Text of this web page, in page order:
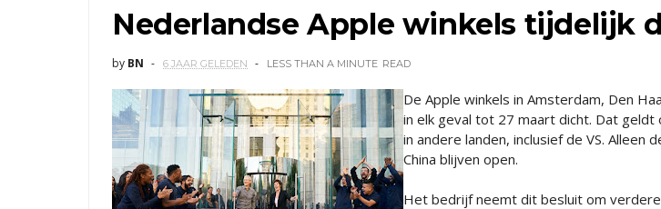
Nederlandse Apple winkels tijdelijk
by BN 6 JAAR GELEDEN LESS THAN A MINUTE READ
De Apple winkels in Amsterdam, Den
in elk geval tot 27 maart dicht. Dat geldt
in andere landen, inclusief de VS. Alleen
China blijven open.
Het bedrijf neemt dit besluit om